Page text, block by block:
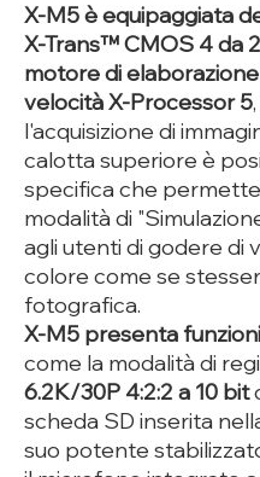
X-M5 è equipaggiata
X-Trans™ CMOS 4 da
motore di
velocità X-Processor 5
l'acquisizione di
calotta superiore è
specifica che
modalità di
agli utenti di godere di
colore come se
fotografica.
X-M5 presenta
come la modalità di
6.2K/30P 4:2:2 a 10 bit
scheda SD inserita
suo potente